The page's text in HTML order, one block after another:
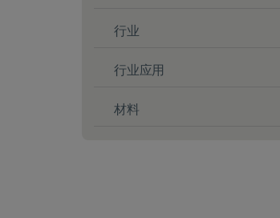
行业
行业应用
材料